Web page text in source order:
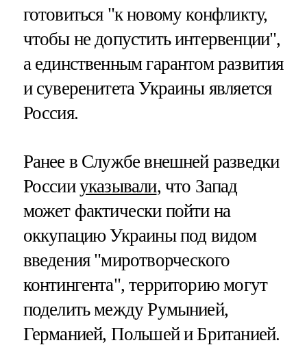
готовиться "к новому конфликту,
чтобы не допустить интервенции",
а единственным гарантом развития
и суверенитета Украины является
Россия.
Ранее в Службе внешней разведки
Россииуказывали, что Запад
может фактически пойти на
оккупацию Украины под видом
введения "миротворческого
контингента", территорию могут
поделить между Румынией,
Германией, Польшей и Британией.